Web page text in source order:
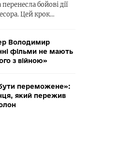
бойові дії
Цей крок…
Володимир
фільми не мають
з війною»
переможене»:
який пережив